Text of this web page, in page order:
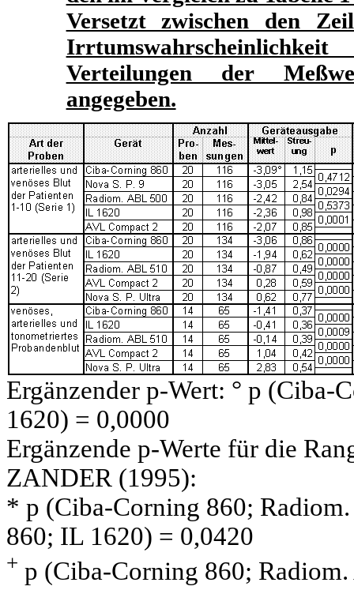
Versetzt zwischen den
Verteilungen der
angegeben.
Ergänzender p-Wert: ° p
1620) = 0,0000
Ergänzende p-Werte für die
ZANDER (1995):
* p (Ciba-Corning 860;
860; IL 1620) = 0,0420
+ p (Ciba-Corning 860;